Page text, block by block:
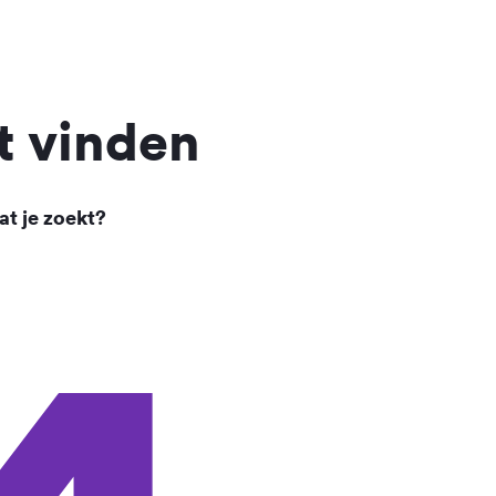
vinden
je zoekt?